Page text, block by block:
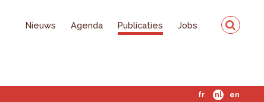
Nieuws Agenda Publicaties Jobs
fr nl en